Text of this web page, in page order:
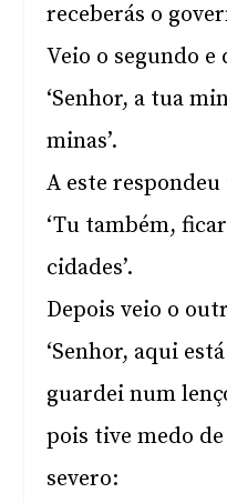
receberás o
Veio o segundo e
‘Senhor, a tua
minas’.
A este
‘Tu também,
cidades’.
Depois veio o
‘Senhor, aqui
guardei num
pois tive medo
severo: